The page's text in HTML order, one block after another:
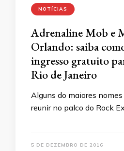
NOTÍCIAS
Adrenaline Mob e
Orlando: saiba
ingresso gratuito
Rio de Janeiro
Alguns do maiores
reunir no palco do Rock
5 DE DEZEMBRO DE 2016